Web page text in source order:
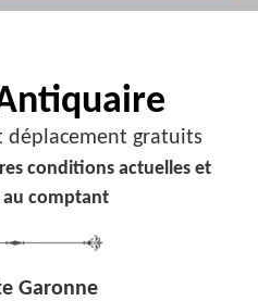
déplacement gratuits
conditions actuelles et
comptant
Garonne